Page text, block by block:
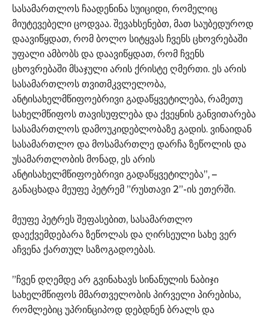
სასამართლოს ჩაადენინა სუიციდი, რომელიც
მიუტევებელი ცოდვაა. შევახსენებთ, მათ საუბედუროდ
დაავიწყდათ, რომ ბოლო სიტყვას ჩვენს ცხოვრებაში
უფალი ამბობს და დაავიწყდათ, რომ ჩვენს
ცხოვრებაში მსაჯული არის ქრისტე ღმერთი. ეს არის
სასამართლოს თვითმკვლელობა,
ანტისახელმწიფოებრივი გადაწყვეტილება, რამეთუ
სახელმწიფოს თავისუფლება და ქვეყნის განვითარება
სასამართლოს დამოუკიდებლობაზე გადის. ვინაიდან
სასამართლო და მოსამართლე დარჩა ზეწოლის და
უსამართლობის მონად, ეს არის
ანტისახელმწიფოებრივი გადაწყვეტილება”, –
განაცხადა მეუფე პეტრემ ”რუსთავი 2”-ის ეთერში.
მეუფე პეტრეს შეფასებით, სასამართლო
დაექვემდებარა ზეწოლას და ღირსეული სახე ვერ
აჩვენა ქართულ საზოგადოებას.
”ჩვენ დღემდე არ გვინახავს სინანულის ნაბიჯი
სახელმწიფოს მმართველობის პირველი პირებისა,
რომლებიც უპრინციპოდ დებდნენ ბრალს და